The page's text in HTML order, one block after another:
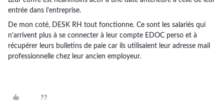
entrée dans l’entreprise.
De mon coté, DESK RH tout fonctionne. Ce sont les salariés qui
n’arrivent plus à se connecter à leur compte EDOC perso et à
récupérer leurs bulletins de paie car ils utilisaient leur adresse mail
professionnelle chez leur ancien employeur.